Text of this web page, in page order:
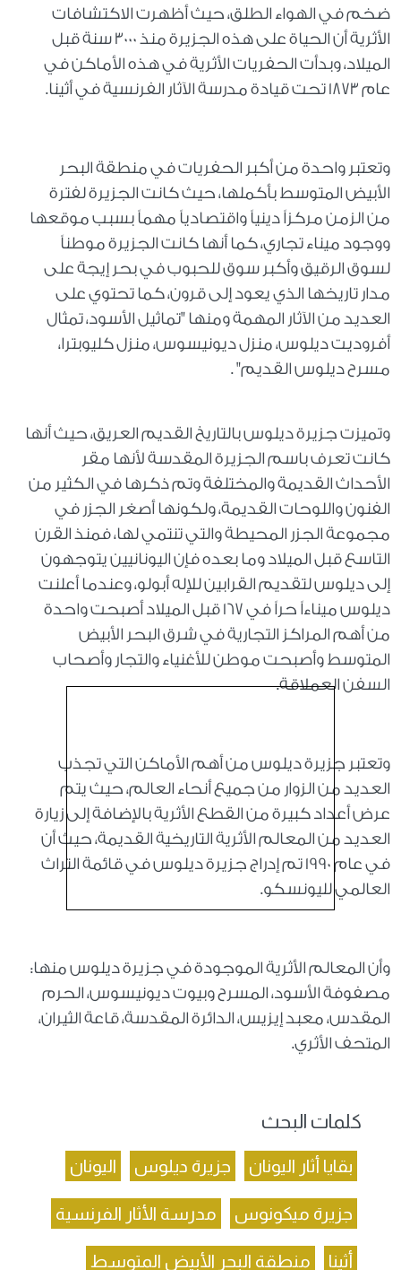
ضخم في الهواء الطلق، حيث أظهرت الاكتشافات
الأثرية أن الحياة على هذه الجزيرة منذ 3000 سنة قبل
الميلاد، وبدأت الحفريات الأثرية في هذه الأماكن في
عام 1873 تحت قيادة مدرسة الآثار الفرنسية في أثينا.
وتعتبر واحدة من أكبر الحفريات في منطقة البحر
الأبيض المتوسط بأكملها، حيث كانت الجزيرة لفترة
من الزمن مركزاً دينياً واقتصادياً مهماً بسبب موقعها
ووجود ميناء تجاري، كما أنها كانت الجزيرة موطناً
لسوق الرقيق وأكبر سوق للحبوب في بحر إيجة على
مدار تاريخها الذي يعود إلى قرون، كما تحتوي على
العديد من الآثار المهمة ومنها "تماثيل الأسود، تمثال
أفروديت ديلوس، منزل ديونيسوس، منزل كليوبترا،
مسرح ديلوس القديم" .
وتميزت جزيرة ديلوس بالتاريخ القديم العريق، حيث أنها
كانت تعرف باسم الجزيرة المقدسة لأنها مقر
الأحداث القديمة والمختلفة وتم ذكرها في الكثير من
الفنون واللوحات القديمة، ولكونها أصغر الجزر في
مجموعة الجزر المحيطة والتي تنتمي لها، فمنذ القرن
التاسع قبل الميلاد وما بعده فإن اليونانيين يتوجهون
إلى ديلوس لتقديم القرابين للإله أبولو، وعندما أعلنت
ديلوس ميناءاً حراً في 167 قبل الميلاد أصبحت واحدة
من أهم المراكز التجارية في شرق البحر الأبيض
المتوسط وأصبحت موطن للأغنياء والتجار وأصحاب
السفن العملاقة.
وتعتبر جزيرة ديلوس من أهم الأماكن التي تجذب
العديد من الزوار من جميع أنحاء العالم، حيث يتم
عرض أعداد كبيرة من القطع الأثرية بالإضافة إلى زيارة
العديد من المعالم الأثرية التاريخية القديمة، حيث أن
في عام 1990 تم إدراج جزيرة ديلوس في قائمة التراث
العالمي لليونسكو.
وأن المعالم الأثرية الموجودة في جزيرة ديلوس منها:
مصفوفة الأسود، المسرح وبيوت ديونيسوس، الحرم
المقدس، معبد إيزيس، الدائرة المقدسة، قاعة الثيران،
المتحف الأثري.
كلمات البحث
بقايا أثار اليونان جزيرة ديلوس اليونان
جزيرة ميكونوس مدرسة الأثار الفرنسية
أثينا منطقة البحر الأبيض المتوسط